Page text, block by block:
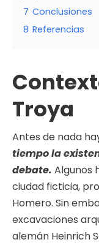
7 Conclusiones
8 Referencias
Troya
Antes de nada
tiempo la
debate. Algunos
ciudad ficticia,
Homero. Sin
excavaciones
alemán Heinrich